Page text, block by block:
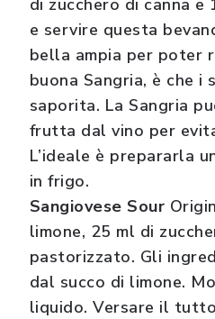
di zucchero di canna
e servire questa
bella ampia per poter
buona Sangria, è che
saporita. La Sangria
frutta dal vino per
L’ideale è prepararla
in frigo.
Sangiovese Sour
limone, 25 ml di
pastorizzato. Gli
dal succo di limone.
liquido. Versare il